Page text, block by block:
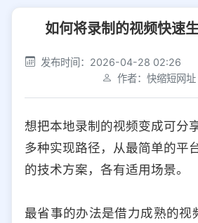
社交平台 电商平台
选择防红平台类型，避免链接被拦截
iOS Android PC 其
选择允许访问的平台类型
如何将录制的视频快速
发布时间：2026-04-28 02:26
作者：快缩短网址
想把本地录制的视频变成可分
多种实现路径，从最简单的平
的技术方案，各有适用场景。
最省事的办法是借力成熟的视